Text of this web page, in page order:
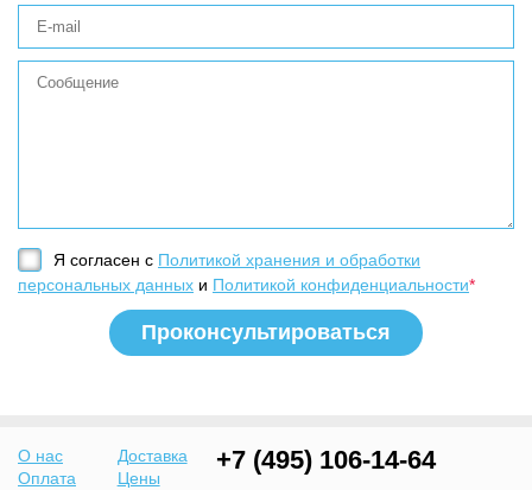
Я согласен с Политикой хранения и обработки
персональных данных и Политикой конфиденциальности*
О нас
Доставка
Оплата
Цены
+7 (495) 106-14-64